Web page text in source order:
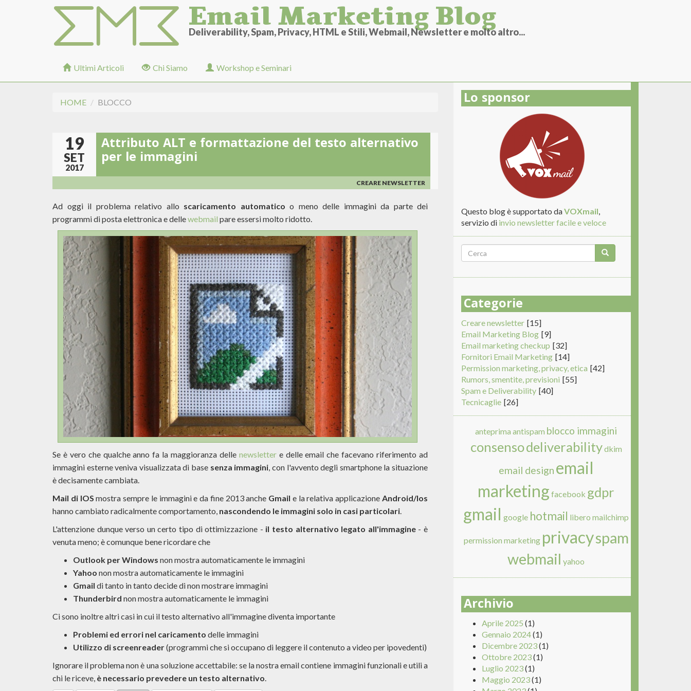
Email Marketing Blog
Deliverability, Spam, Privacy, HTML e Stili, Webmail, Newsletter e molto altro...
Ultimi Articoli Chi Siamo Workshop e Seminari
HOME BLOCCO
19
SET
2017
Attributo ALT e formattazione del testo alternativo
per le immagini
CREARE NEWSLETTER
Ad oggi il problema relativo allo scaricamento automatico o meno delle immagini da parte dei
programmi di posta elettronica e dellewebmail pare essersi molto ridotto.
Se è vero che qualche anno fa la maggioranza delle newslettere delle email che facevano riferimento ad
immagini esterne veniva visualizzata di base senza immagini, con l'avvento degli smartphone la situazione
è decisamente cambiata.
Mail di IOS mostra sempre le immagini e da fine 2013 anche Gmail e la relativa applicazioneAndroid/Ios
hanno cambiato radicalmente comportamento, nascondendo le immagini solo in casi particolari.
L'attenzione dunque verso un certo tipo di ottimizzazione - il testo alternativo legato all'immagine- è
venuta meno; è comunque bene ricordare che
Outlook per Windows non mostra automaticamente le immagini
Yahoo non mostra automaticamente le immagini
Gmail di tanto in tanto decide di non mostrare immagini
Thunderbird non mostra automaticamente le immagini
Ci sono inoltre altri casi in cui il testo alternativo all'immagine diventa importante
Problemi ed errori nel caricamento delle immagini
Utilizzo di screenreader(programmi che si occupano di leggere il contenuto a video per ipovedenti)
Ignorare il problema non è una soluzione accettabile: se la nostra email contiene immagini funzionali e utili a
chi le riceve, è necessario prevedere un testo alternativo.
Lo sponsor
Questo blog è supportato daVOXmail,
servizio di invio newsletter facile e veloce
Form
di
ricerca
Categorie
Creare newsletter [15]
Email Marketing Blog [9]
Email marketing checkup [32]
Fornitori Email Marketing [14]
Permission marketing, privacy, etica [42]
Rumors, smentite, previsioni [55]
Spam e Deliverability [40]
Tecnicaglie [26]
anteprima antispam blocco immagini
consensodeliverabilitydkim
email design email
marketing facebook gdpr
gmail google hotmail libero mailchimp
permission marketing privacyspam
webmail yahoo
Archivio
Aprile 2025 (1)
Gennaio 2024(1)
Dicembre 2023(1)
Ottobre 2023(1)
Luglio 2023(1)
Maggio 2023(1)